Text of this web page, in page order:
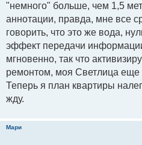
"немного" больше, чем 1,5
аннотации, правда, мне все
говорить, что это же вода,
эффект передачи
мгновенно, так что
ремонтом, моя Светлица еще
Теперь я план квартиры
жду.
Мари